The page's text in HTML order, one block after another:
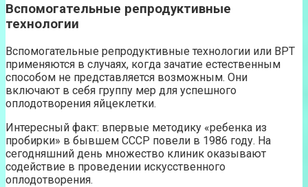
Вспомогательные репродуктивные
технологии
Вспомогательные репродуктивные технологии или ВРТ
применяются в случаях, когда зачатие естественным
способом не представляется возможным. Они
включают в себя группу мер для успешного
оплодотворения яйцеклетки.
Интересный факт: впервые методику «ребенка из
пробирки» в бывшем СССР повели в 1986 году. На
сегодняшний день множество клиник оказывают
содействие в проведении искусственного
оплодотворения.